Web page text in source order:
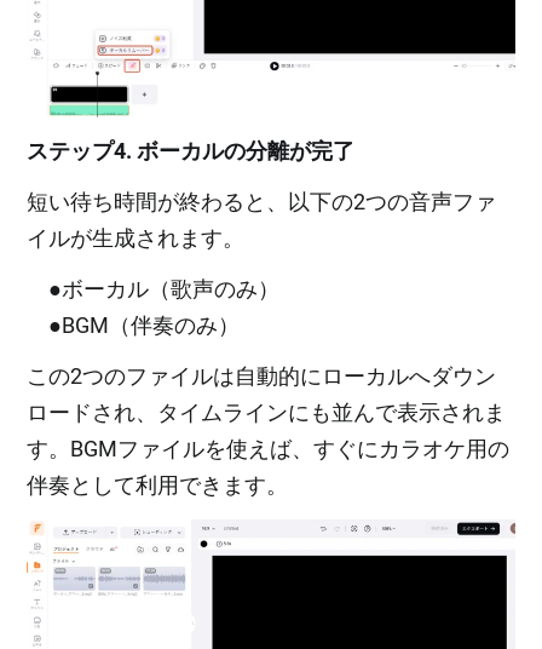
ステップ4. ボーカルの分離が完了
短い待ち時間が終わると、以下の2つの音声ファ
イルが生成されます。
●ボーカル（歌声のみ）
●BGM（伴奏のみ）
この2つのファイルは自動的にローカルへダウン
ロードされ、タイムラインにも並んで表示されま
す。BGMファイルを使えば、すぐにカラオケ用の
伴奏として利用できます。